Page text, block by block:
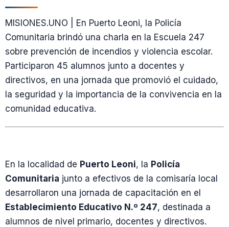
MISIONES.UNO | En Puerto Leoni, la Policía
Comunitaria brindó una charla en la Escuela 247
sobre prevención de incendios y violencia escolar.
Participaron 45 alumnos junto a docentes y
directivos, en una jornada que promovió el cuidado,
la seguridad y la importancia de la convivencia en la
comunidad educativa.
En la localidad de Puerto Leoni, la Policía
Comunitaria junto a efectivos de la comisaría local
desarrollaron una jornada de capacitación en el
Establecimiento Educativo N.º 247, destinada a
alumnos de nivel primario, docentes y directivos.